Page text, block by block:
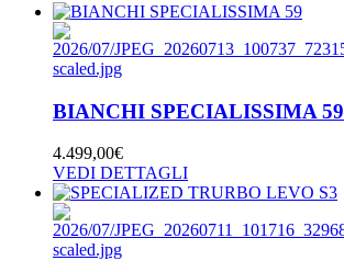
BIANCHI SPECIALISSIMA 59
4.499,00€
VEDI DETTAGLI